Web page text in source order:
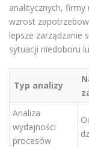
analitycznych,
wzrost
lepsze zarządzanie
sytuacji niedoboru
Typ analizy
Analiza
wydajności
procesów